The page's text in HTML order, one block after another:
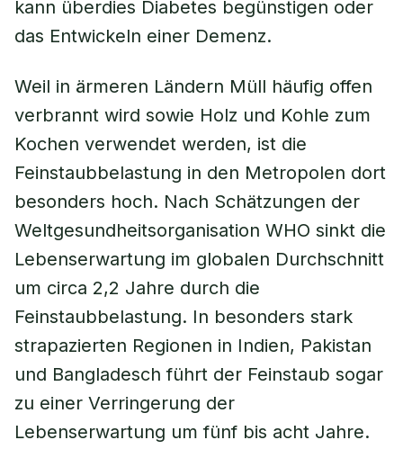
kann überdies Diabetes begünstigen oder
das Entwickeln einer Demenz.
Weil in ärmeren Ländern Müll häufig offen
verbrannt wird sowie Holz und Kohle zum
Kochen verwendet werden, ist die
Feinstaubbelastung in den Metropolen dort
besonders hoch. Nach Schätzungen der
Weltgesundheitsorganisation WHO sinkt die
Lebenserwartung im globalen Durchschnitt
um circa 2,2 Jahre durch die
Feinstaubbelastung. In besonders stark
strapazierten Regionen in Indien, Pakistan
und Bangladesch führt der Feinstaub sogar
zu einer Verringerung der
Lebenserwartung um fünf bis acht Jahre.